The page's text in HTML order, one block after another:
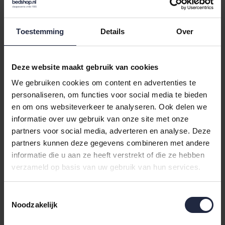
Toestemming Details Over
Deze website maakt gebruik van cookies
We gebruiken cookies om content en advertenties te
personaliseren, om functies voor social media te bieden
en om ons websiteverkeer te analyseren. Ook delen we
informatie over uw gebruik van onze site met onze
partners voor social media, adverteren en analyse. Deze
partners kunnen deze gegevens combineren met andere
informatie die u aan ze heeft verstrekt of die ze hebben
verzameld op basis van uw gebruik van hun services.
Noodzakelijk
1 2 3 4 5 ... 36
Hoeslakens lits jumeaux XL
Een lits jumeaux XL bed biedt extra lengte en ruimte,
maar vraagt daardoor ook om een hoeslaken dat
nauwkeurig aansluit. Bij deze grotere matrassen merk
je sneller wanneer een hoeslaken te klein of juist te
ruim is. Het juiste formaat voorkomt verschuivende
hoeken, plooien in het midden en onnodige spanning
Welke maat hoeslaken